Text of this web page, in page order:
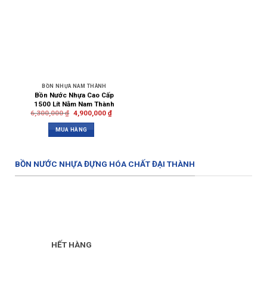
BỒN NHỰA NAM THÀNH
Bồn Nước Nhựa Cao Cấp
1500 Lít Nằm Nam Thành
6,300,000₫ 4,900,000 ₫
MUA HÀNG
BỒN NƯỚC NHỰA ĐỰNG HÓA CHẤT ĐẠI THÀNH
HẾT HÀNG